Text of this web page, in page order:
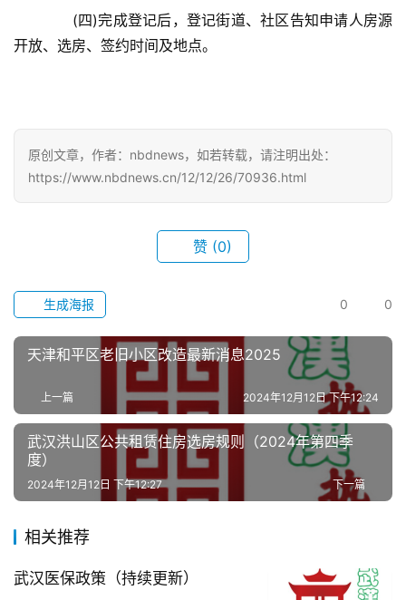
汉
办
事
旅
游
滚
动
活
(四)完成登记后，登记街道、社区告知申请人房源
开放、选房、签约时间及地点。
原创文章，作者：nbdnews，如若转载，请注明出处：
https://www.nbdnews.cn/12/12/26/70936.html
赞 (0)
0 0
生成海报
天津和平区老旧小区改造最新消息2025
上一篇 2024年12月12日 下午12:24
武汉洪山区公共租赁住房选房规则（2024年第四季
度）
下一篇
2024年12月12日 下午12:27
相关推荐
武汉医保政策（持续更新）